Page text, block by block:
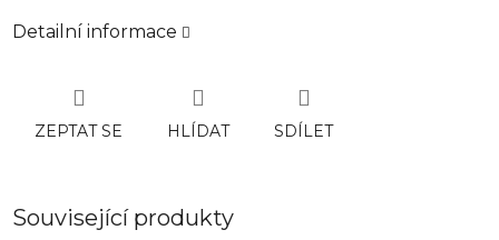
Detailní informace
ZEPTAT SE HLÍDAT SDÍLET
Související produkty